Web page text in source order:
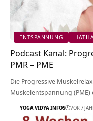
ENTSPANNUNG
Podcast Kanal:
PMR – PME
Die Progressive
Muskelentspannung
YOGA VIDYA INFOS VOR 7